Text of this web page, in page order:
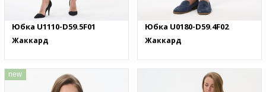
Юбка U1110-D59.5F01
Жаккард
Юбка U0180-D59.4F02
Жаккард
new